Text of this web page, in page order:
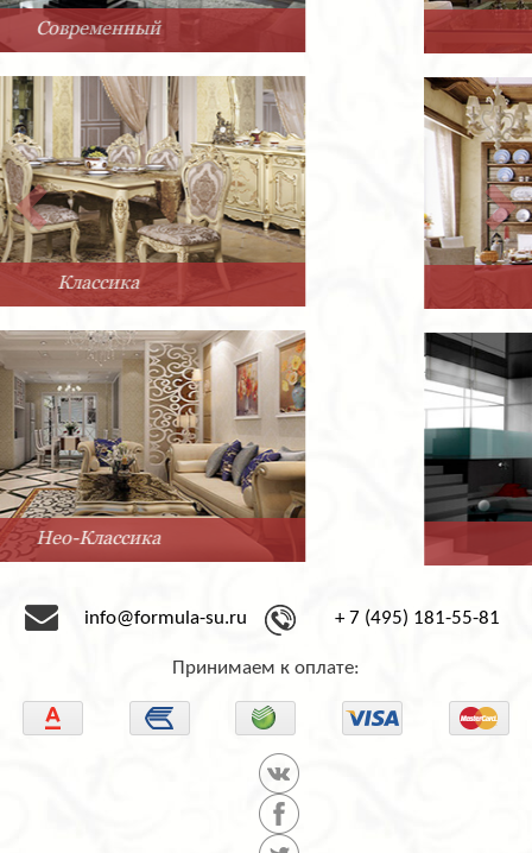
Прованс
Минимализм
info@formula-su.ru + 7 (495) 181-55-81
Принимаем к оплате: